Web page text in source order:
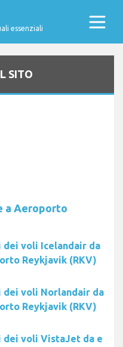
essenziali
SITO
a Aeroporto
dei voli Icelandair da
Reykjavik (RKV)
dei voli Norlandair da
Reykjavik (RKV)
dei voli VistaJet da e